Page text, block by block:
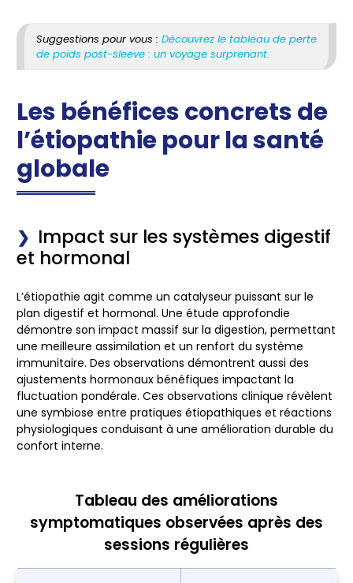
Suggestions pour vous : Découvrez le tableau de perte
de poids post-sleeve : un voyage surprenant.
Les bénéfices concrets de
l’étiopathie pour la santé
globale
Impact sur les systèmes digestif
et hormonal
L’étiopathie agit comme un catalyseur puissant sur le
plan digestif et hormonal. Une étude approfondie
démontre son impact massif sur la digestion, permettant
une meilleure assimilation et un renfort du système
immunitaire. Des observations démontrent aussi des
ajustements hormonaux bénéfiques impactant la
fluctuation pondérale. Ces observations clinique révèlent
une symbiose entre pratiques étiopathiques et réactions
physiologiques conduisant à une amélioration durable du
confort interne.
Tableau des améliorations
symptomatiques observées après des
sessions régulières